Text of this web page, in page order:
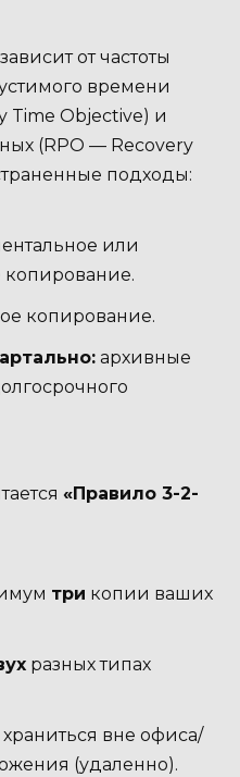
от частоты
времени
Time Objective) и
(RPO — Recovery
подходы:
или
копирование.
архивные
«Правило 3-2-
три копии ваших
разных типах
вне офиса/
(удаленно).